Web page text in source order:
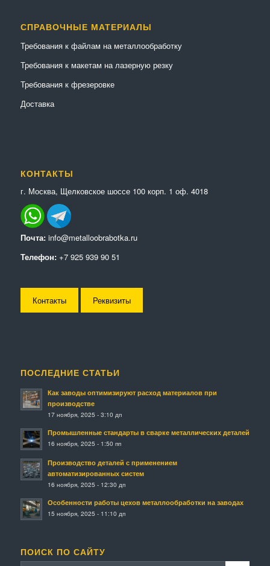
СПРАВОЧНЫЕ МАТЕРИАЛЫ
Требования к файлам на металлообработку
Требования к макетам на лазерную резку
Требования к фрезеровке
Доставка
КОНТАКТЫ
г. Москва, Щелковское шоссе 100 корп. 1 оф. 4018
Почта: info@metalloobrabotka.ru
Телефон: +7 925 939 90 51
Контакты Реквизиты
ПОСЛЕДНИЕ СТАТЬИ
Как заводы оптимизируют расход материалов при
производстве
17 ноября, 2025 - 3:10 дп
Промышленные стандарты в сварке металлических деталей
16 ноября, 2025 - 1:50 пп
Производство деталей с применением
автоматизированных систем
16 ноября, 2025 - 12:30 дп
Особенности работы цехов металлообработки на заводах
15 ноября, 2025 - 11:10 дп
ПОИСК ПО САЙТУ